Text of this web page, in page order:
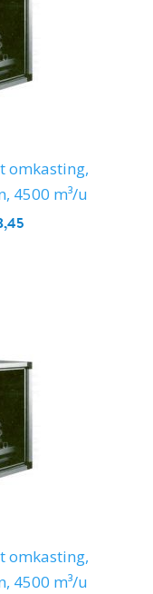
omkasting,
4500 m³/u
omkasting,
4500 m³/u